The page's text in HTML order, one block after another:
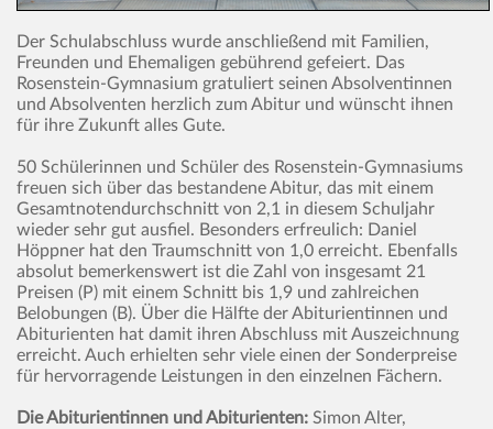
Der Schulabschluss wurde anschließend mit Familien,
Freunden und Ehemaligen gebührend gefeiert. Das
Rosenstein-Gymnasium gratuliert seinen Absolventinnen
und Absolventen herzlich zum Abitur und wünscht ihnen
für ihre Zukunft alles Gute.
50 Schülerinnen und Schüler des Rosenstein-Gymnasiums
freuen sich über das bestandene Abitur, das mit einem
Gesamtnotendurchschnitt von 2,1 in diesem Schuljahr
wieder sehr gut ausfiel. Besonders erfreulich: Daniel
Höppner hat den Traumschnitt von 1,0 erreicht. Ebenfalls
absolut bemerkenswert ist die Zahl von insgesamt 21
Preisen (P) mit einem Schnitt bis 1,9 und zahlreichen
Belobungen (B). Über die Hälfte der Abiturientinnen und
Abiturienten hat damit ihren Abschluss mit Auszeichnung
erreicht. Auch erhielten sehr viele einen der Sonderpreise
für hervorragende Leistungen in den einzelnen Fächern.
Die Abiturientinnen und Abiturienten: Simon Alter,